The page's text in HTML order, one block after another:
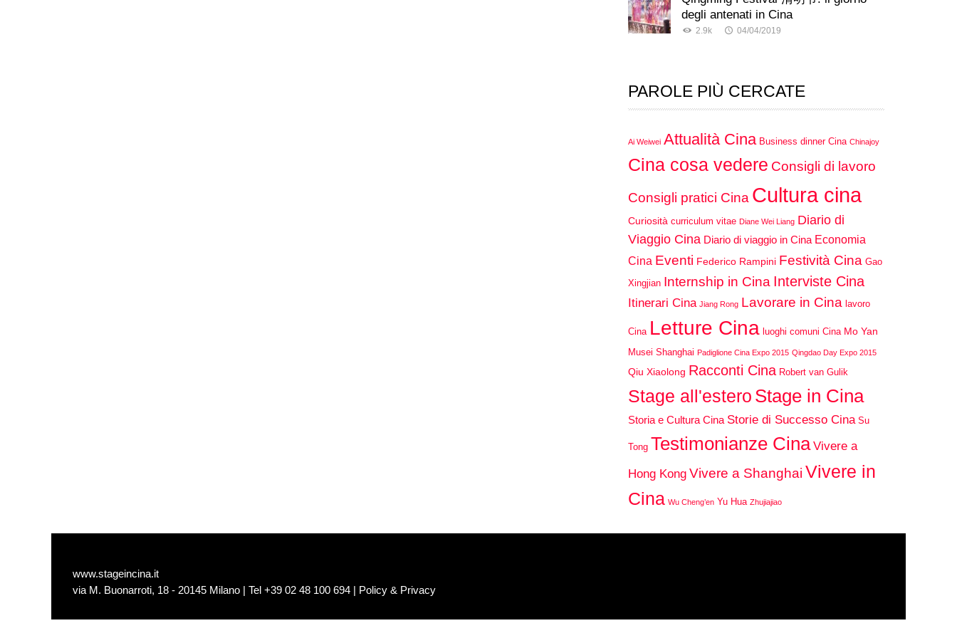
degli antenati in Cina
2.9k 04/04/2019
PAROLE PIÙ CERCATE
Ai Weiwei Attualità Cina Business dinner Cina Chinajoy
Cina cosa vedere Consigli di lavoro
Consigli pratici Cina Cultura cina
Curiosità curriculum vitae Diane Wei Liang Diario di
Viaggio Cina Diario di viaggio in Cina Economia
Cina Eventi Federico Rampini Festività Cina Gao
Xingjian Internship in Cina Interviste Cina
Itinerari Cina Jiang Rong Lavorare in Cina lavoro
Cina Letture Cina luoghi comuni Cina Mo Yan
Musei Shanghai Padiglione Cina Expo 2015 Qingdao Day Expo 2015
Qiu Xiaolong Racconti Cina Robert van Gulik
Stage all'estero Stage in Cina
Storia e Cultura Cina Storie di Successo Cina Su
Tong Testimonianze Cina Vivere a
Hong Kong Vivere a Shanghai Vivere in
Cina Wu Cheng’en Yu Hua Zhujiajiao
www.stageincina.it
via M. Buonarroti, 18 - 20145 Milano | Tel +39 02 48 100 694 | Policy & Privacy